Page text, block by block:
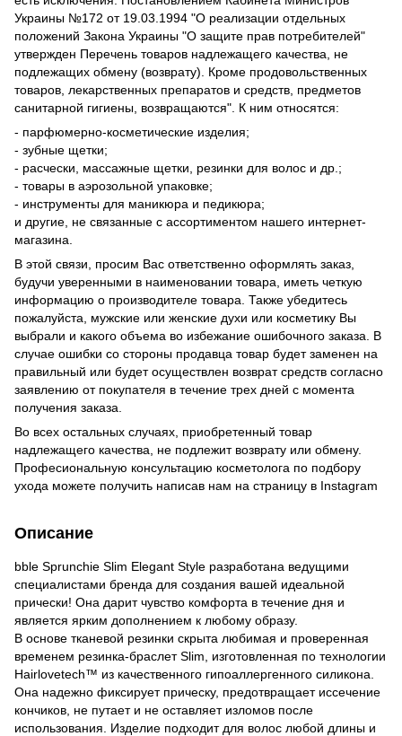
Украины №172 от 19.03.1994 "О реализации отдельных
положений Закона Украины "О защите прав потребителей"
утвержден Перечень товаров надлежащего качества, не
подлежащих обмену (возврату). Кроме продовольственных
товаров, лекарственных препаратов и средств, предметов
санитарной гигиены, возвращаются". К ним относятся:
- парфюмерно-косметические изделия;
- зубные щетки;
- расчески, массажные щетки, резинки для волос и др.;
- товары в аэрозольной упаковке;
- инструменты для маникюра и педикюра;
и другие, не связанные с ассортиментом нашего интернет-
магазина.
В этой связи, просим Вас ответственно оформлять заказ,
будучи уверенными в наименовании товара, иметь четкую
информацию о производителе товара. Также убедитесь
пожалуйста, мужские или женские духи или косметику Вы
выбрали и какого объема во избежание ошибочного заказа. В
случае ошибки со стороны продавца товар будет заменен на
правильный или будет осуществлен возврат средств согласно
заявлению от покупателя в течение трех дней с момента
получения заказа.
Во всех остальных случаях, приобретенный товар
надлежащего качества, не подлежит возврату или обмену.
Професиональную консультацию косметолога по подбору
ухода можете получить написав нам на страницу в Instagram
Описание
bble Sprunchie Slim Elegant Style разработана ведущими
специалистами бренда для создания вашей идеальной
прически! Она дарит чувство комфорта в течение дня и
является ярким дополнением к любому образу.
В основе тканевой резинки скрыта любимая и проверенная
временем резинка-браслет Slim, изготовленная по технологии
Hairlovetech™ из качественного гипоаллергенного силикона.
Она надежно фиксирует прическу, предотвращает иссечение
кончиков, не путает и не оставляет изломов после
использования. Изделие подходит для волос любой длины и